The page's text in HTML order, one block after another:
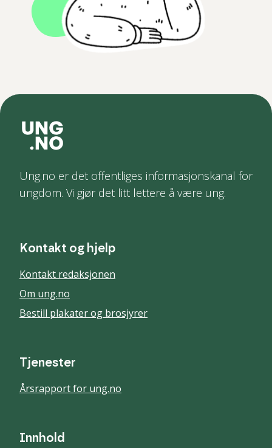
Ung.no er det offentliges informasjonskanal for
ungdom. Vi gjør det litt lettere å være ung.
Kontakt og hjelp
Kontakt redaksjonen
Om ung.no
Bestill plakater og brosjyrer
Tjenester
Årsrapport for ung.no
Innhold